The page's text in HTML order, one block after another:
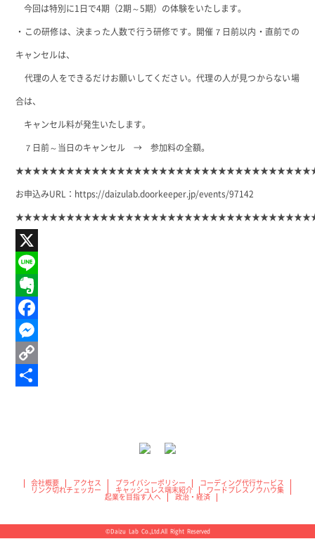
今回は特別に1日で4期（2期～5期）の体験をいたします。
・この研修は、決まった人数で行う研修です。開催７日前以内・直前での
キャンセルは、
代理の人をできるだけお願いしてください。代理の人が見つからない場
合は、
キャンセル料が発生いたします。
７日前～当日のキャンセル → 参加料の全額。
お申込みURL： https://daizulab.doorkeeper.jp/events/97142
X
Line
Evernote
Facebook
Messenger
Copy
会社概要 アクセス プライバシーポリシー
コーディング代行サービス
リンク切れチェッカー
キャッシュレス端末紹介
ワードプレスノウハウ集
起業を目指す人へ
政治・経済
©Daizu Lab Co.,Ltd.All Right Reserved